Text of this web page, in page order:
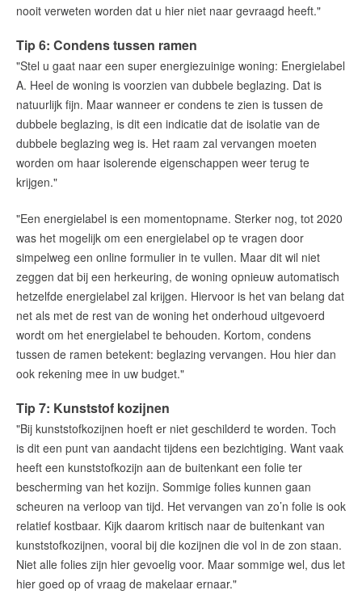
nooit verweten worden dat u hier niet naar gevraagd heeft."
Tip 6: Condens tussen ramen
"Stel u gaat naar een super energiezuinige woning: Energielabel
A. Heel de woning is voorzien van dubbele beglazing. Dat is
natuurlijk fijn. Maar wanneer er condens te zien is tussen de
dubbele beglazing, is dit een indicatie dat de isolatie van de
dubbele beglazing weg is. Het raam zal vervangen moeten
worden om haar isolerende eigenschappen weer terug te
krijgen."
"Een energielabel is een momentopname. Sterker nog, tot 2020
was het mogelijk om een energielabel op te vragen door
simpelweg een online formulier in te vullen. Maar dit wil niet
zeggen dat bij een herkeuring, de woning opnieuw automatisch
hetzelfde energielabel zal krijgen. Hiervoor is het van belang dat
net als met de rest van de woning het onderhoud uitgevoerd
wordt om het energielabel te behouden. Kortom, condens
tussen de ramen betekent: beglazing vervangen. Hou hier dan
ook rekening mee in uw budget."
Tip 7: Kunststof kozijnen
"Bij kunststofkozijnen hoeft er niet geschilderd te worden. Toch
is dit een punt van aandacht tijdens een bezichtiging. Want vaak
heeft een kunststofkozijn aan de buitenkant een folie ter
bescherming van het kozijn. Sommige folies kunnen gaan
scheuren na verloop van tijd. Het vervangen van zo’n folie is ook
relatief kostbaar. Kijk daarom kritisch naar de buitenkant van
kunststofkozijnen, vooral bij die kozijnen die vol in de zon staan.
Niet alle folies zijn hier gevoelig voor. Maar sommige wel, dus let
hier goed op of vraag de makelaar ernaar."